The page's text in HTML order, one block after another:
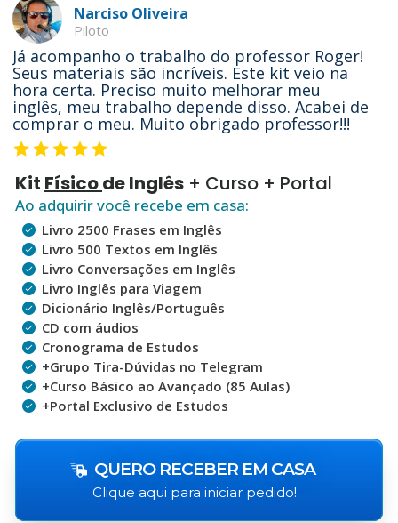
Narciso Oliveira
Piloto
Já acompanho o trabalho do professor Roger!
Seus materiais são incríveis. Este kit veio na
hora certa. Preciso muito melhorar meu
inglês, meu trabalho depende disso. Acabei de
comprar o meu. Muito obrigado professor!!!
Kit Físicode Inglês + Curso + Portal
Ao adquirir você recebe em casa:
Livro 2500 Frases em Inglês
Livro 500 Textos em Inglês
Livro Conversações em Inglês
Livro Inglês para Viagem
Dicionário Inglês/Português
CD com áudios
Cronograma de Estudos
+Grupo Tira-Dúvidas no Telegram
+Curso Básico ao Avançado (85 Aulas)
+Portal Exclusivo de Estudos
QUERO RECEBER EM CASA
Clique aqui para iniciar pedido!